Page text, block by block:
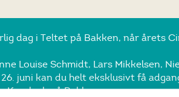
dag i Teltet på Bakken, når årets
Louise Schmidt, Lars Mikkelsen,
juni kan du helt eksklusivt få
Korsbæk på Bakken